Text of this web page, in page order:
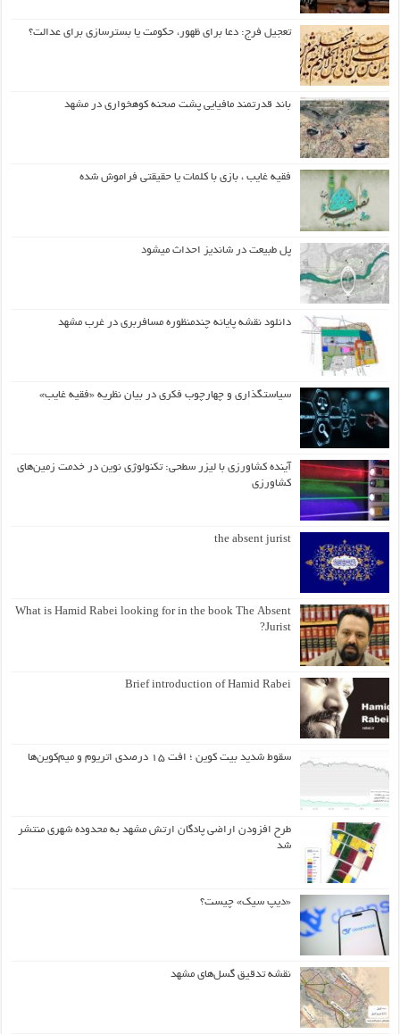
تعجیل فرج: دعا برای ظهور، حکومت یا بسترسازی برای عدالت؟
باند قدرتمند مافیایی پشت صحنه کوهخواری در مشهد
فقیه غایب ، بازی با کلمات یا حقیقتی فراموش شده
پل طبیعت در شاندیز احداث میشود
دانلود نقشه پایانه چندمنظوره مسافربری در غرب مشهد
سیاستگذاری و چهارچوب فکری در بیان نظریه «فقیه غایب»
آینده کشاورزی با لیزر سطحی: تکنولوژی نوین در خدمت زمین‌های
کشاورزی
the absent jurist
What is Hamid Rabei looking for in the book The Absent
Jurist?
Brief introduction of Hamid Rabei
سقوط شدید بیت کوین ؛ افت ۱۵ درصدی اتریوم و میم‌کوین‌ها
طرح افزودن اراضی پادگان ارتش مشهد به محدوده شهری منتشر
شد
«دیپ سیک» چیست؟
نقشه تدقیق گسل‌های مشهد